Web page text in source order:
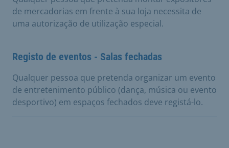
de mercadorias em frente à sua loja necessita de
uma autorização de utilização especial.
Registo de eventos - Salas fechadas
Qualquer pessoa que pretenda organizar um evento
de entretenimento público (dança, música ou evento
desportivo) em espaços fechados deve registá-lo.